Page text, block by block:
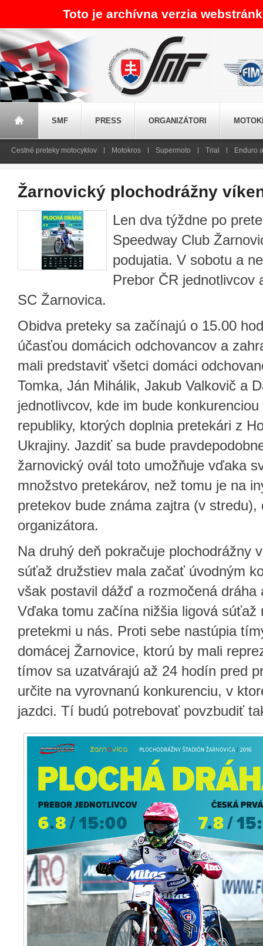
Toto je archívna verzia
SMF PRESS ORGANIZÁTORI
Cestné preteky motocyklov Motokros Supermoto Trial Enduro
Žarnovický plochodrážny
Len dva týždne po
Speedway Club
podujatia. V sobotu a
Prebor ČR jednotlivcov
SC Žarnovica.
Obidva preteky sa začínajú o 15.00
účasťou domácich odchovancov a
mali predstaviť všetci domáci
Tomka, Ján Mihálik, Jakub Valkovič a
jednotlivcov, kde im bude
republiky, ktorých doplnia pretekári z
Ukrajiny. Jazdiť sa bude
žarnovický ovál toto umožňuje vďaka
množstvo pretekárov, než tomu je na
pretekov bude známa zajtra (v
organizátora.
Na druhý deň pokračuje plochodrážny
súťaž družstiev mala začať úvodným
však postavil dážď a rozmočená
Vďaka tomu začína nižšia ligová
pretekmi u nás. Proti sebe nastúpia
domácej Žarnovice, ktorú by mali
tímov sa uzatvárajú až 24 hodín pred
určite na vyrovnanú konkurenciu, v
jazdci. Tí budú potrebovať povzbudiť